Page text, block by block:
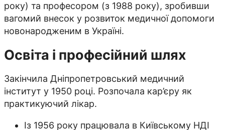
року) та професором (з 1988 року), зробивши
вагомий внесок у розвиток медичної допомоги
новонародженим в Україні.
Освіта і професійний шлях
Закінчила Дніпропетровський медичний
інститут у 1950 році. Розпочала кар’єру як
практикуючий лікар.
Із 1956 року працювала в Київському НДІ